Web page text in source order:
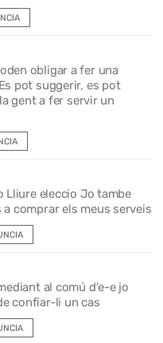
obligar a fer una
pot suggerir, es pot
gent a fer servir un
Lliure eleccio Jo tambe
comprar els meus serveis
al comú d'e-e jo
confiar-li un cas